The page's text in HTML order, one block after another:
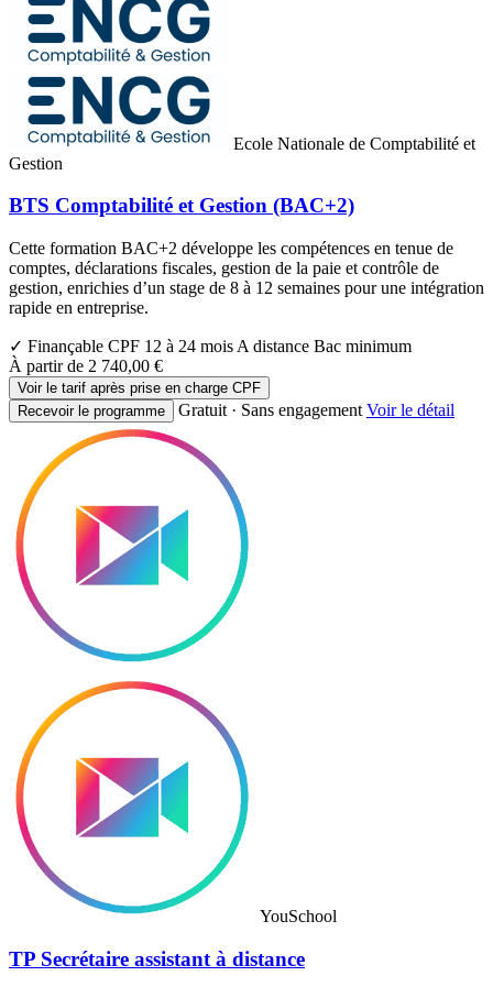
Ecole Nationale de Comptabilité et
Gestion
BTS Comptabilité et Gestion (BAC+2)
Cette formation BAC+2 développe les compétences en tenue de
comptes, déclarations fiscales, gestion de la paie et contrôle de
gestion, enrichies d’un stage de 8 à 12 semaines pour une intégration
rapide en entreprise.
✓ Finançable CPF 12 à 24 mois A distance Bac minimum
À partir de 2 740,00 €
Voir le tarif après prise en charge CPF
Recevoir le programme
Gratuit · Sans engagement Voir le détail
YouSchool
TP Secrétaire assistant à distance